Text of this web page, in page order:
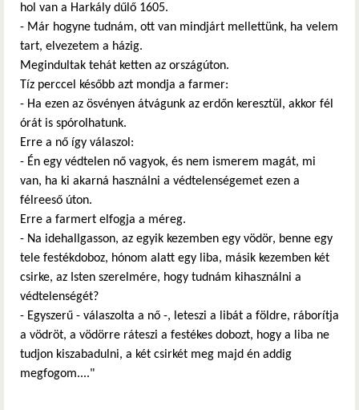
hol van a Harkály dűlő 1605.
- Már hogyne tudnám, ott van mindjárt mellettünk, ha velem
tart, elvezetem a házig.
Megindultak tehát ketten az országúton.
Tíz perccel később azt mondja a farmer:
- Ha ezen az ösvényen átvágunk az erdőn keresztül, akkor fél
órát is spórolhatunk.
Erre a nő így válaszol:
- Én egy védtelen nő vagyok, és nem ismerem magát, mi
van, ha ki akarná használni a védtelenségemet ezen a
félreeső úton.
Erre a farmert elfogja a méreg.
- Na idehallgasson, az egyik kezemben egy vödör, benne egy
tele festékdoboz, hónom alatt egy liba, másik kezemben két
csirke, az Isten szerelmére, hogy tudnám kihasználni a
védtelenségét?
- Egyszerű - válaszolta a nő -, leteszi a libát a földre, ráborítja
a vödröt, a vödörre ráteszi a festékes dobozt, hogy a liba ne
tudjon kiszabadulni, a két csirkét meg majd én addig
megfogom...."